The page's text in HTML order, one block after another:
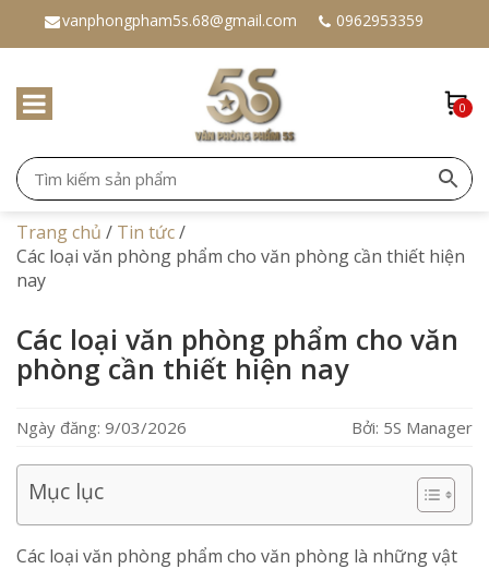
vanphongpham5s.68@gmail.com 0962953359
0
Trang chủ / Tin tức/
Các loại văn phòng phẩm cho văn phòng cần thiết hiện
nay
Các loại văn phòng phẩm cho văn
phòng cần thiết hiện nay
Ngày đăng: 9/03/2026 Bởi: 5S Manager
Mục lục
Các loại văn phòng phẩm cho văn phòng là những vật